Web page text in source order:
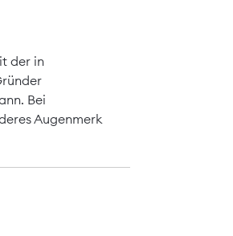
der in
Bei
Augenmerk